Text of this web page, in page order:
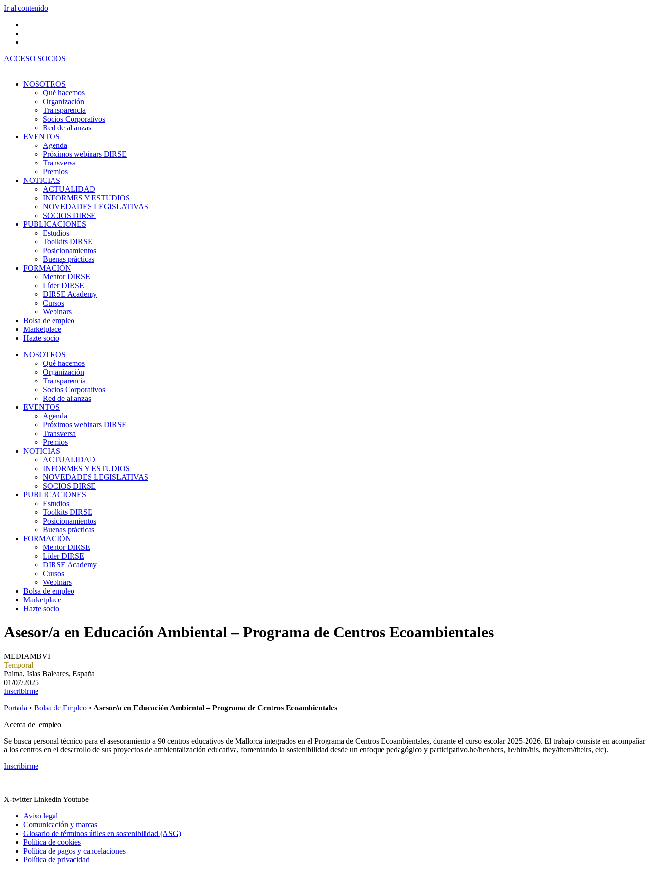
Ir al contenido
ACCESO SOCIOS
NOSOTROS
Qué hacemos
Organización
Transparencia
Socios Corporativos
Red de alianzas
EVENTOS
Agenda
Próximos webinars DIRSE
Transversa
Premios
NOTICIAS
ACTUALIDAD
INFORMES Y ESTUDIOS
NOVEDADES LEGISLATIVAS
SOCIOS DIRSE
PUBLICACIONES
Estudios
Toolkits DIRSE
Posicionamientos
Buenas prácticas
FORMACIÓN
Mentor DIRSE
Líder DIRSE
DIRSE Academy
Cursos
Webinars
Bolsa de empleo
Marketplace
Hazte socio
NOSOTROS
Qué hacemos
Organización
Transparencia
Socios Corporativos
Red de alianzas
EVENTOS
Agenda
Próximos webinars DIRSE
Transversa
Premios
NOTICIAS
ACTUALIDAD
INFORMES Y ESTUDIOS
NOVEDADES LEGISLATIVAS
SOCIOS DIRSE
PUBLICACIONES
Estudios
Toolkits DIRSE
Posicionamientos
Buenas prácticas
FORMACIÓN
Mentor DIRSE
Líder DIRSE
DIRSE Academy
Cursos
Webinars
Bolsa de empleo
Marketplace
Hazte socio
Asesor/a en Educación Ambiental – Programa de Centros Ecoambientales
MEDIAMBVI
Temporal
Palma, Islas Baleares, España
01/07/2025
Inscribirme
Portada • Bolsa de Empleo • Asesor/a en Educación Ambiental – Programa de Centros Ecoambientales
Acerca del empleo
Se busca personal técnico para el asesoramiento a 90 centros educativos de Mallorca integrados en el Programa de Centros Ecoambientales, durante el curso escolar 2025-2026. El trabajo consiste en acompañar
a los centros en el desarrollo de sus proyectos de ambientalización educativa, fomentando la sostenibilidad desde un enfoque pedagógico y participativo.he/her/hers, he/him/his, they/them/theirs, etc).
Inscribirme
X-twitter Linkedin Youtube
Aviso legal
Comunicación y marcas
Glosario de términos útiles en sostenibilidad (ASG)
Política de cookies
Política de pagos y cancelaciones
Política de privacidad